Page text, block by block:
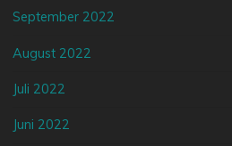
September 2022
August 2022
Juli 2022
Juni 2022